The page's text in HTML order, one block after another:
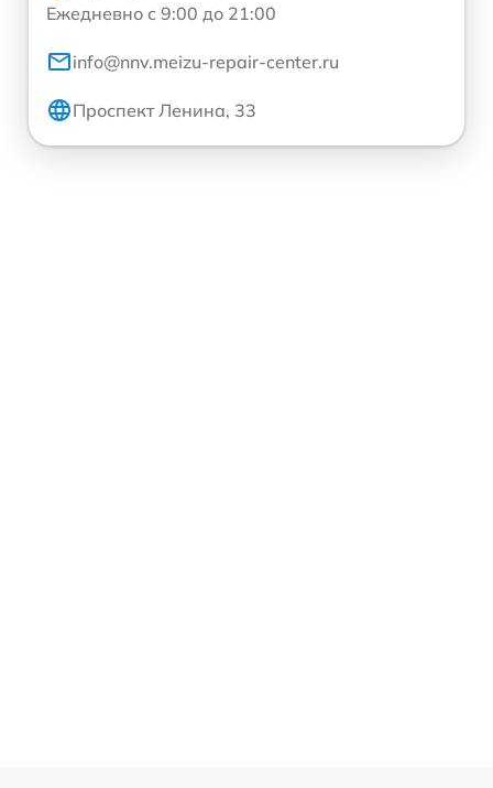
Ежедневно с 9:00 до 21:00
info@nnv.meizu-repair-center.ru
Проспект Ленина, 33